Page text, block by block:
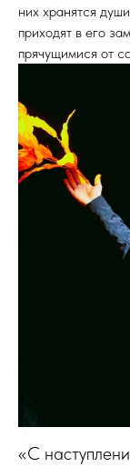
них хранятся
приходят в его
прячущимися от
«С